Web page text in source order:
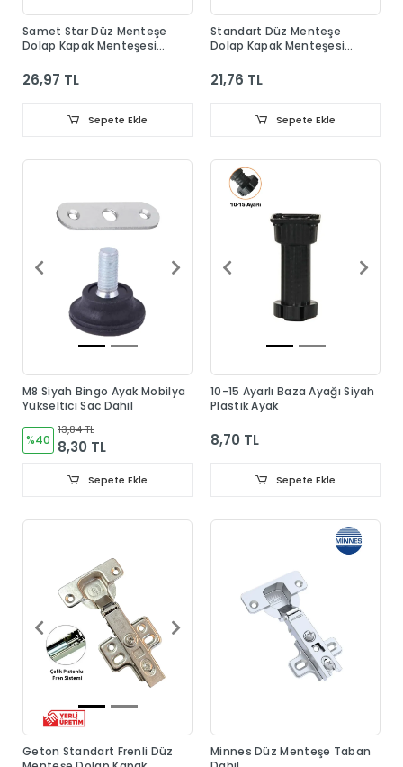
Samet Star Düz Menteşe
Dolap Kapak Menteşesi
26,97 TL
Sepete Ekle
Standart Düz Menteşe
Dolap Kapak Menteşesi
21,76 TL
Sepete Ekle
M8 Siyah Bingo Ayak Mobilya
Yükseltici Sac Dahil
%40
13,84 TL
8,30 TL
Sepete Ekle
10-15 Ayarlı Baza Ayağı Siyah
Plastik Ayak
8,70 TL
Sepete Ekle
Geton Standart Frenli Düz
Minnes Düz Menteşe Taban